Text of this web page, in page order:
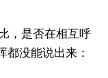
，是否在相互呼
都没能说出来：